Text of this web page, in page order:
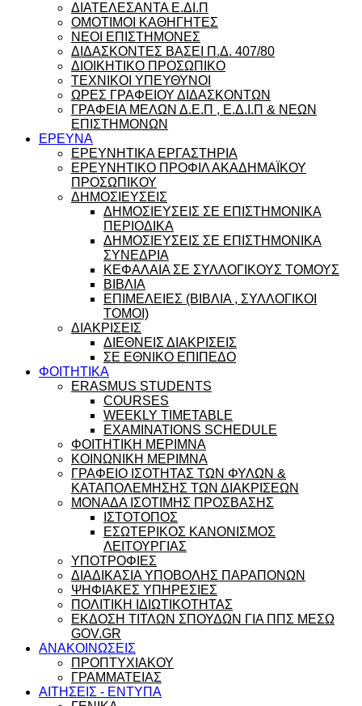
ΔΙΑΤΕΛΕΣΑΝΤΑ Ε.ΔΙ.Π
ΟΜΟΤΙΜΟΙ ΚΑΘΗΓΗΤΕΣ
ΝΕΟΙ ΕΠΙΣΤΗΜΟΝΕΣ
ΔΙΔΑΣΚΟΝΤΕΣ ΒΑΣΕΙ Π.Δ. 407/80
ΔΙΟΙΚΗΤΙΚΟ ΠΡΟΣΩΠΙΚΟ
ΤΕΧΝΙΚΟΙ ΥΠΕΥΘΥΝΟΙ
ΩΡΕΣ ΓΡΑΦΕΙΟΥ ΔΙΔΑΣΚΟΝΤΩΝ
ΓΡΑΦΕΙΑ ΜΕΛΩΝ Δ.Ε.Π , Ε.Δ.Ι.Π & ΝΕΩΝ
ΕΠΙΣΤΗΜΟΝΩΝ
ΕΡΕΥΝΑ
ΕΡΕΥΝΗΤΙΚΑ ΕΡΓΑΣΤΗΡΙΑ
ΕΡΕΥΝΗΤΙΚΟ ΠΡΟΦΙΛ ΑΚΑΔΗΜΑΪΚΟΥ
ΠΡΟΣΩΠΙΚΟΥ
ΔΗΜΟΣΙΕΥΣΕΙΣ
ΔΗΜΟΣΙΕΥΣΕΙΣ ΣΕ ΕΠΙΣΤΗΜΟΝΙΚΑ
ΠΕΡΙΟΔΙΚΑ
ΔΗΜΟΣΙΕΥΣΕΙΣ ΣΕ ΕΠΙΣΤΗΜΟΝΙΚΑ
ΣΥΝΕΔΡΙΑ
ΚΕΦΑΛΑΙΑ ΣΕ ΣΥΛΛΟΓΙΚΟΥΣ ΤΟΜΟΥΣ
ΒΙΒΛΙΑ
ΕΠΙΜΕΛΕΙΕΣ (ΒΙΒΛΙΑ , ΣΥΛΛΟΓΙΚΟΙ
ΤΟΜΟΙ)
ΔΙΑΚΡΙΣΕΙΣ
ΔΙΕΘΝΕΙΣ ΔΙΑΚΡΙΣΕΙΣ
ΣΕ ΕΘΝΙΚΟ ΕΠΙΠΕΔΟ
ΦΟΙΤΗΤΙΚΑ
ERASMUS STUDENTS
COURSES
WEEKLY TIMETABLE
EXAMINATIONS SCHEDULE
ΦΟΙΤΗΤΙΚΗ ΜΕΡΙΜΝΑ
ΚΟΙΝΩΝΙΚΗ ΜΕΡΙΜΝΑ
ΓΡΑΦΕΙΟ ΙΣΟΤΗΤΑΣ ΤΩΝ ΦΥΛΩΝ &
ΚΑΤΑΠΟΛΕΜΗΣΗΣ ΤΩΝ ΔΙΑΚΡΙΣΕΩΝ
ΜΟΝΑΔΑ ΙΣΟΤΙΜΗΣ ΠΡΟΣΒΑΣΗΣ
ΙΣΤΟΤΟΠΟΣ
ΕΣΩΤΕΡΙΚΟΣ ΚΑΝΟΝΙΣΜΟΣ
ΛΕΙΤΟΥΡΓΙΑΣ
ΥΠΟΤΡΟΦΙΕΣ
ΔΙΑΔΙΚΑΣΙΑ ΥΠΟΒΟΛΗΣ ΠΑΡΑΠΟΝΩΝ
ΨΗΦΙΑΚΕΣ ΥΠΗΡΕΣΙΕΣ
ΠΟΛΙΤΙΚΗ ΙΔΙΩΤΙΚΟΤΗΤΑΣ
ΕΚΔΟΣΗ ΤΙΤΛΩΝ ΣΠΟΥΔΩΝ ΓΙΑ ΠΠΣ ΜΕΣΩ
GOV.GR
ΑΝΑΚΟΙΝΩΣΕΙΣ
ΠΡΟΠΤΥΧΙΑΚΟΥ
ΓΡΑΜΜΑΤΕΙΑΣ
ΑΙΤΗΣΕΙΣ - ΕΝΤΥΠΑ